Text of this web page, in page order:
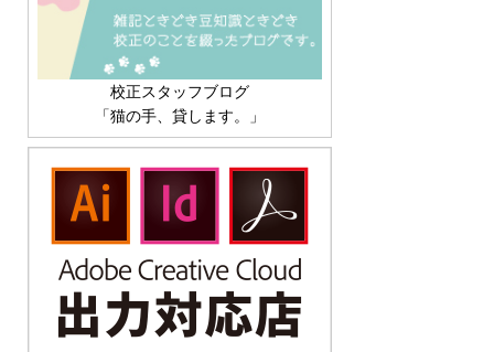
校正スタッフブログ
「猫の手、貸します。」